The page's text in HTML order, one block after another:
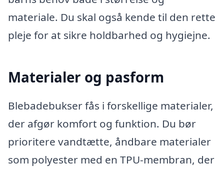
materiale. Du skal også kende til den rette
pleje for at sikre holdbarhed og hygiejne.
Materialer og pasform
Blebadebukser fås i forskellige materialer,
der afgør komfort og funktion. Du bør
prioritere vandtætte, åndbare materialer
som polyester med en TPU-membran, der